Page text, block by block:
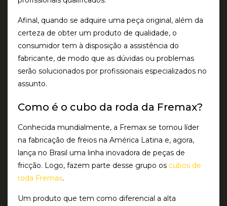
Afinal, quando se adquire uma peça original, além da
certeza de obter um produto de qualidade, o
consumidor tem à disposição a assistência do
fabricante, de modo que as dúvidas ou problemas
serão solucionados por profissionais especializados no
assunto.
Como é o cubo da roda da Fremax?
Conhecida mundialmente, a Fremax se tornou líder
na fabricação de freios na América Latina e, agora,
lança no Brasil uma linha inovadora de peças de
fricção. Logo, fazem parte desse grupo os cubos de
roda Fremax.
Um produto que tem como diferencial a alta